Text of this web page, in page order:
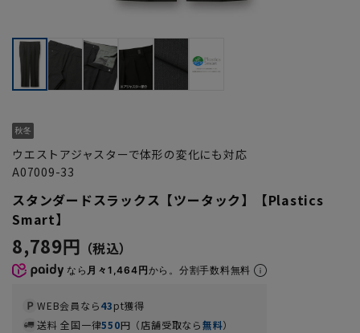
ウエストアジャスターで体形の変化にも対応
A07009-33
スタンダードスラックス【ツータック】【Plastics
Smart】
8,789円
なら 月々1,464円から。分割手数料無料
WEB会員なら43pt獲得
送料 全国一律550円（店舗受取なら無料）